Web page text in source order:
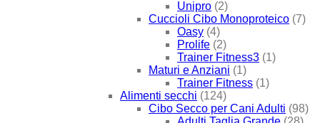
Unipro (2)
Cuccioli Cibo Monoproteico (7)
Oasy (4)
Prolife (2)
Trainer Fitness3 (1)
Maturi e Anziani (1)
Trainer Fitness (1)
Alimenti secchi (124)
Cibo Secco per Cani Adulti (98)